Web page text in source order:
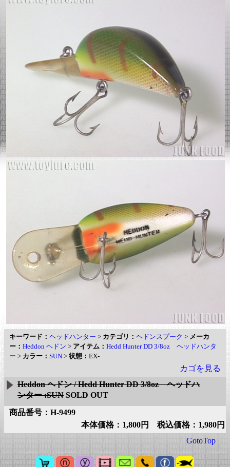
キーワード： ヘッドハンター > カテゴリ： ヘドンスプーク > メーカ
ー： Heddon ヘドン > アイテム： Hedd Hunter DD 3/8oz ヘッドハンタ
ー > カラー： SUN >状態： EX-
カゴを見る
Heddon ヘドン / Hedd Hunter DD 3/8oz ヘッドハ
ンター :SUN SOLD OUT
商品番号：H-9499
本体価格：1,800円 税込価格：1,980円
GotoTop